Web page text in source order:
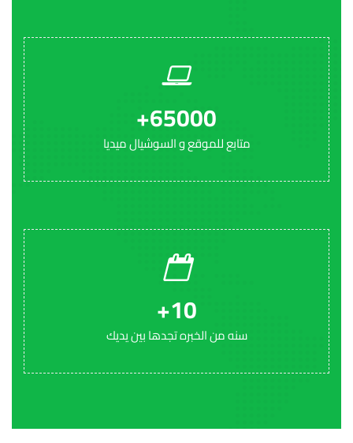
65000
+
متابع للموقع و السوشيال ميديا
10
+
سنه من الخبره تجدها بين يديك